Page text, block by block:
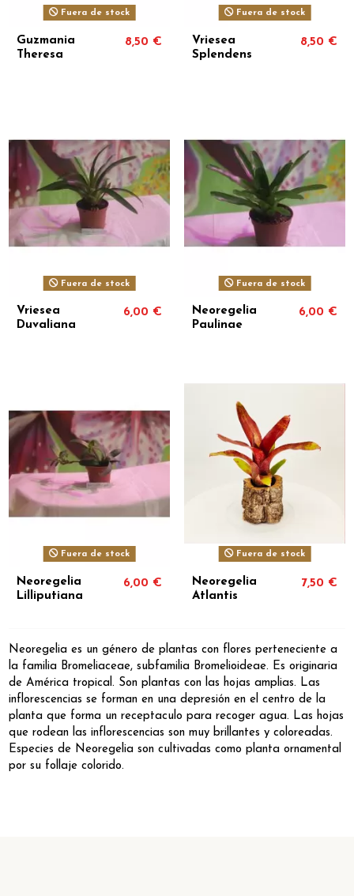
Fuera de stock
Guzmania
Theresa
8,50 €
Fuera de stock
Vriesea
Splendens
8,50 €
Fuera de stock
Vriesea
Duvaliana
6,00 €
Fuera de stock
Neoregelia
Paulinae
6,00 €
Fuera de stock
Neoregelia
Lilliputiana
6,00 €
Fuera de stock
Neoregelia
Atlantis
7,50 €
Neoregelia es un género de plantas con flores perteneciente a
la familia Bromeliaceae, subfamilia Bromelioideae. Es originaria
de América tropical. Son plantas con las hojas amplias. Las
inflorescencias se forman en una depresión en el centro de la
planta que forma un receptaculo para recoger agua. Las hojas
que rodean las inflorescencias son muy brillantes y coloreadas.
Especies de Neoregelia son cultivadas como planta ornamental
por su follaje colorido.